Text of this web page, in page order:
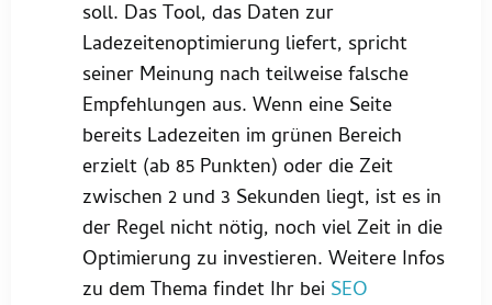
soll. Das Tool, das Daten zur
Ladezeitenoptimierung liefert, spricht
seiner Meinung nach teilweise falsche
Empfehlungen aus. Wenn eine Seite
bereits Ladezeiten im grünen Bereich
erzielt (ab 85 Punkten) oder die Zeit
zwischen 2 und 3 Sekunden liegt, ist es in
der Regel nicht nötig, noch viel Zeit in die
Optimierung zu investieren. Weitere Infos
zu dem Thema findet Ihr bei SEO